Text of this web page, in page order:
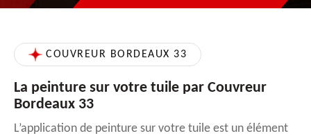
COUVREUR BORDEAUX 33
La peinture sur votre tuile par Couvreur
Bordeaux 33
L’application de peinture sur votre tuile est un élément